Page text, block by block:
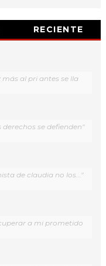
RECIENTE
al pri antes se lla
se defienden"
de claudia no los..."
a mi prometido